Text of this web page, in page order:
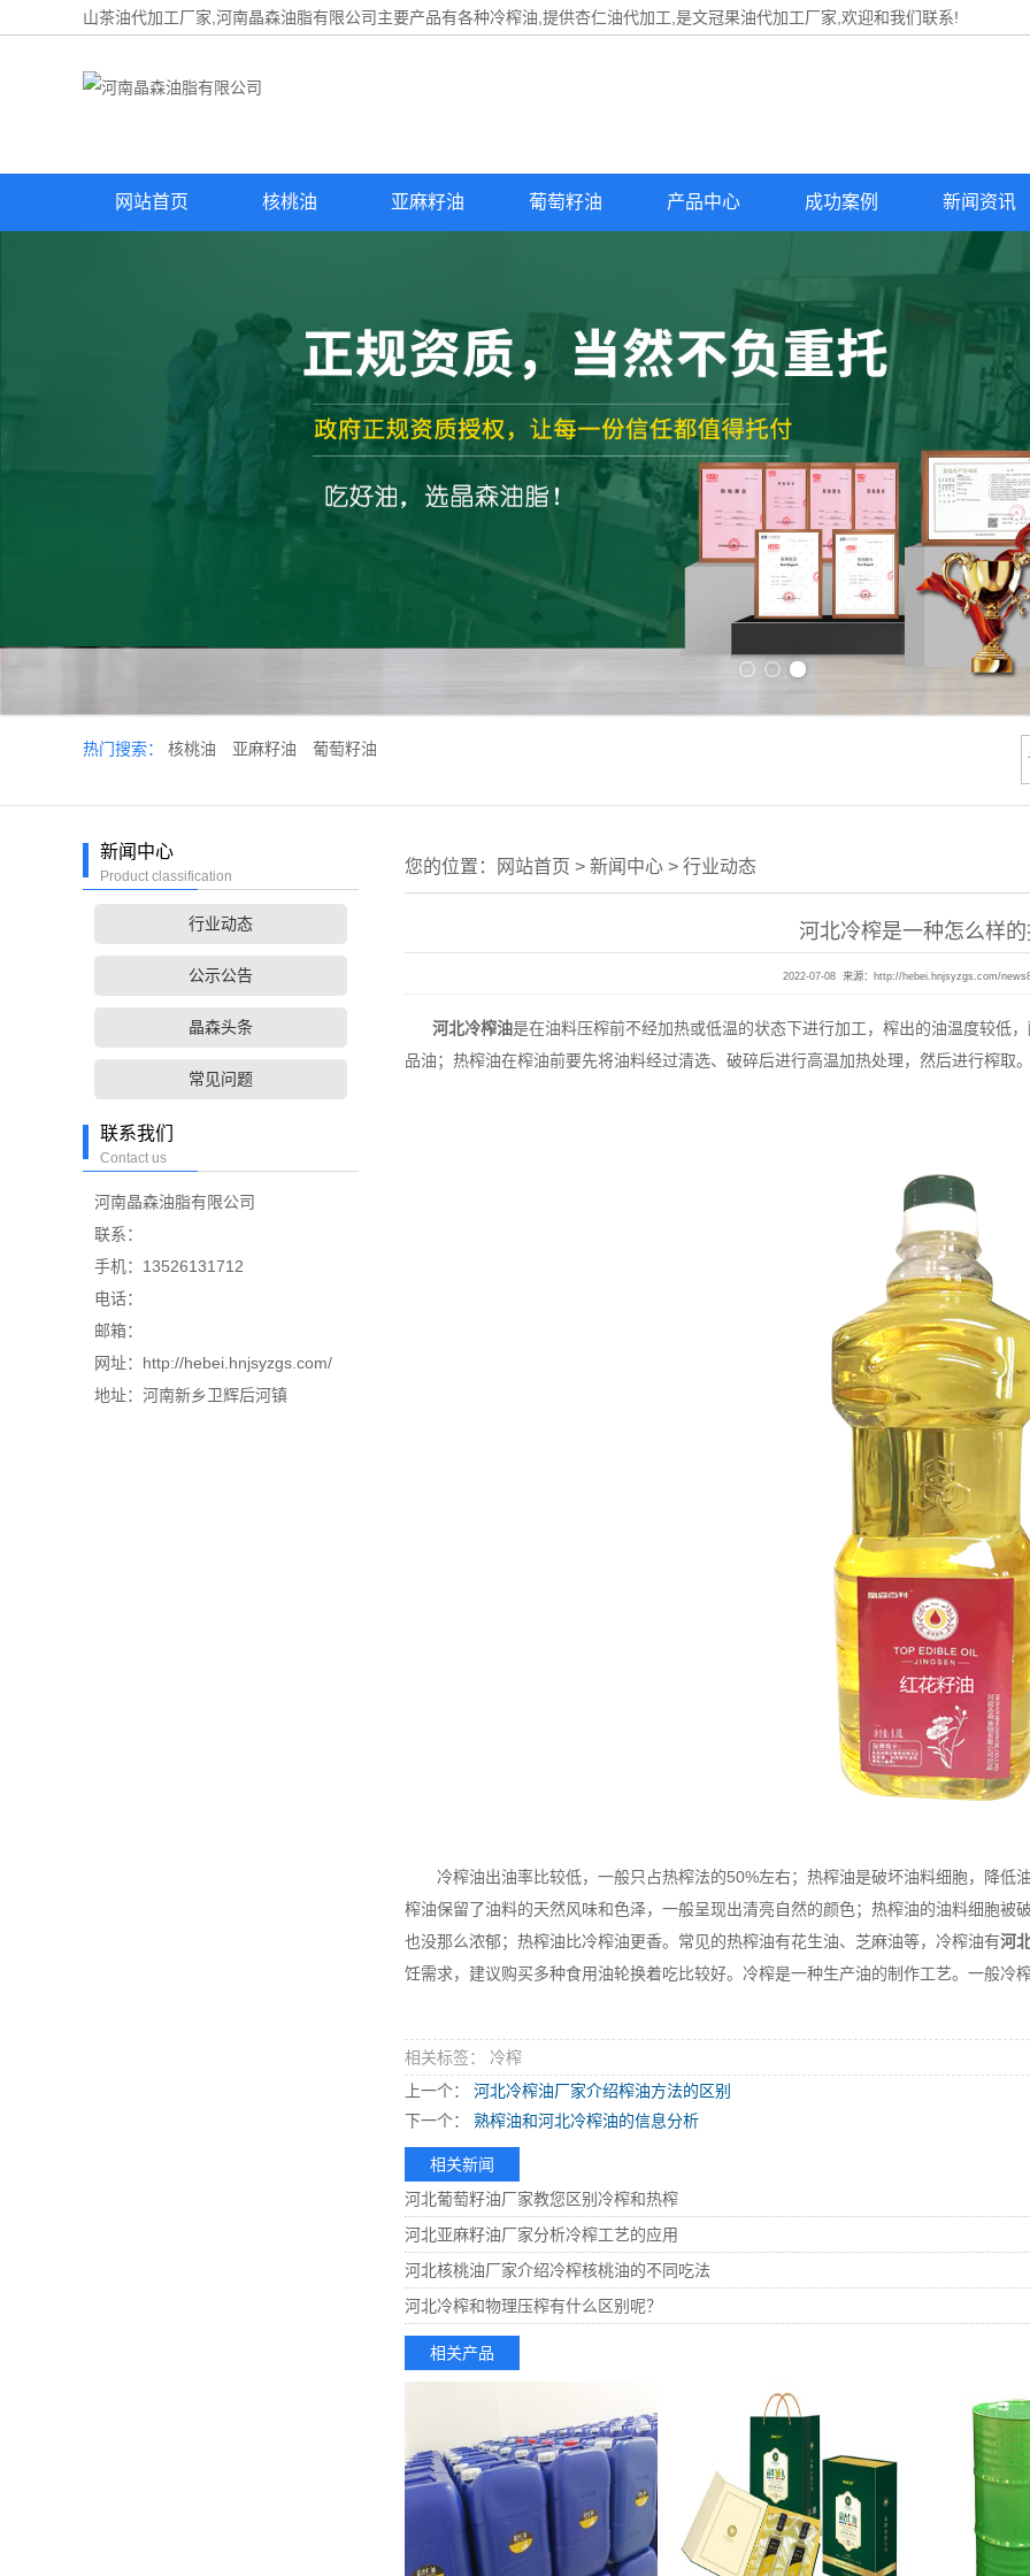
山茶油代加工厂家,河南晶森油脂有限公司主要产品有各种冷榨油,提供杏仁油代加工 ,是文冠果油代加工厂家,欢迎和我们联系!
网站首页 核桃油 亚麻籽油 葡萄籽油 产品中心 成功案例 新闻资讯
热门搜索： 核桃油 亚麻籽油 葡萄籽油
新闻中心
Product classification
行业动态
公示公告
晶森头条
常见问题
联系我们
Contact us
河南晶森油脂有限公司
联系：
手机：13526131712
电话：
邮箱：
网址：http://hebei.hnjsyzgs.com/
地址：河南新乡卫辉后河镇
您的位置： 网站首页 > 新闻中心 > 行业动态
河北冷榨是一种怎么样
2022-07-08 来源： http://hebei.hnjsyzgs.com/
河北冷榨油是在油料压榨前不经加热或低温的状态下进行加工，榨出的油温度较低
品油；热榨油在榨油前要先将油料经过清选、破碎后进行高温加热处理，然后进行榨取
冷榨油出油率比较低，一般只占热榨法的50%左右；热榨油是破坏油料细胞，降低
榨油保留了油料的天然风味和色泽，一般呈现出清亮自然的颜色；热榨油的油料细胞被
也没那么浓郁；热榨油比冷榨油更香。常见的热榨油有花生油、芝麻油等，冷榨油有河
饪需求，建议购买多种食用油轮换着吃比较好。冷榨是一种生产油的制作工艺。一般
相关标签： 冷榨
上一个：
河北冷榨油厂家介绍榨油方法的区别
下一个：
熟榨油和河北冷榨油的信息分析
相关新闻
河北葡萄籽油厂家教您区别冷榨和热榨
河北亚麻籽油厂家分析冷榨工艺的应用
河北核桃油厂家介绍冷榨核桃油的不同吃法
河北冷榨和物理压榨有什么区别呢？
相关产品